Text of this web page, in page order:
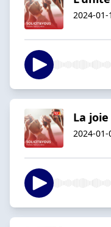
2024-01-
La
2024-01-